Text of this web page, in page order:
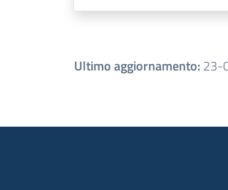
Ultimo aggiornamento:23-